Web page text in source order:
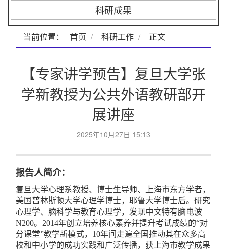
科研成果
当前位置： 首页 科研工作 正文
【专家讲学预告】复旦大学张
学新教授为公共外语教研部开
展讲座
2025年10月27日 15:13
报告人简介：
复旦大学心理系教授、博士生导师、上海市东方学者，
美国普林斯顿大学心理学博士，耶鲁大学博士后。研究
心理学、脑科学与教育心理学，发现中文特有脑电波
N200。2014年创立培养核心素养并提升考试成绩的“对
分课堂”教学新模式，10年间走遍全国推动其在众多高
校和中小学的成功实践和广泛传播，获上海市教学成果